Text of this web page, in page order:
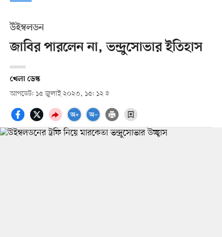
উইম্বলডন
জাবির পারলেন না, ভন্দ্রুসোভার ইতিহাস
খেলা ডেস্ক
আপডেট: ১৫ জুলাই ২০২৩, ১৫: ১২